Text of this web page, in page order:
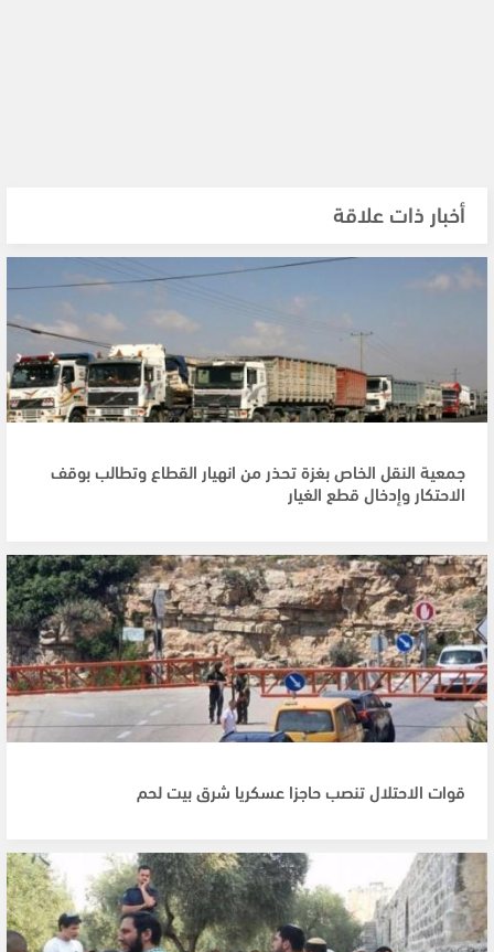
أخبار ذات علاقة
جمعية النقل الخاص بغزة تحذر من انهيار القطاع وتطالب بوقف
الاحتكار وإدخال قطع الغيار
قوات الاحتلال تنصب حاجزا عسكريا شرق بيت لحم